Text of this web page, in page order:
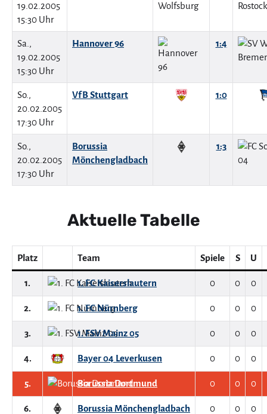
19.02.2005
15:30 Uhr
Sa.,
19.02.2005
15:30 Uhr
Hannover 96 1:4
So.,
20.02.2005
17:30 Uhr
VfB Stuttgart 1:0
So.,
20.02.2005
17:30 Uhr
Borussia
Mönchengladbach
1:3
Aktuelle Tabelle
Platz Team Spiele S U
1. 1. FC Kaiserslautern 0 0 0
2. 1. FC Nürnberg 0 0 0
3. 1. FSV Mainz 05 0 0 0
4. Bayer 04 Leverkusen 0 0 0
5. Borussia Dortmund 0 0 0
6. Borussia Mönchengladbach 0 0 0